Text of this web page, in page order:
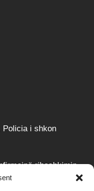
Policia i shkon
ribashkimin